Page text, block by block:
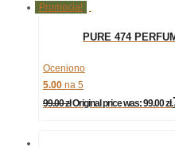
Promocja!
PURE 474
Oceniono
5.00 na 5
99.00zł Original price was: 99.00 zł.